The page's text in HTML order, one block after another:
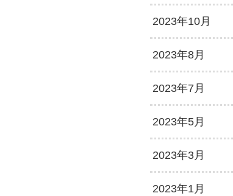
2023年10月
2023年8月
2023年7月
2023年5月
2023年3月
2023年1月